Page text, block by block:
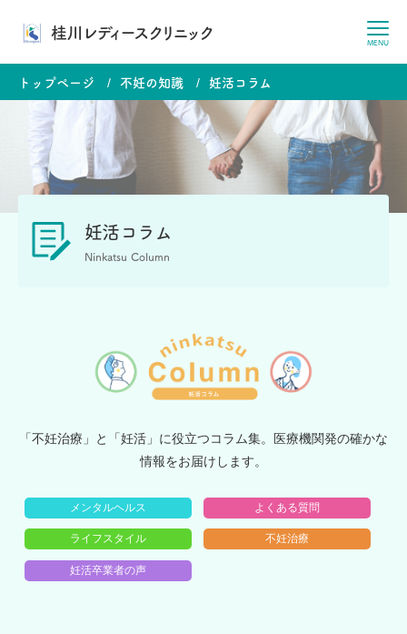
桂川レディースクリニック MENU
トップページ 不妊の知識 妊活コラム
妊活コラム
Ninkatsu Column
「不妊治療」と「妊活」に役立つコラム集。医療機関発の確かな
情報をお届けします。
メンタルヘルス よくある質問
ライフスタイル 不妊治療
妊活卒業者の声